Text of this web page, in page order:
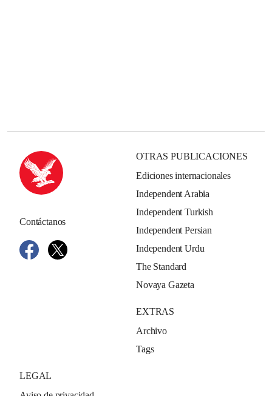
Contáctanos
OTRAS PUBLICACIONES
Ediciones internacionales
Independent Arabia
Independent Turkish
Independent Persian
Independent Urdu
The Standard
Novaya Gazeta
EXTRAS
Archivo
Tags
LEGAL